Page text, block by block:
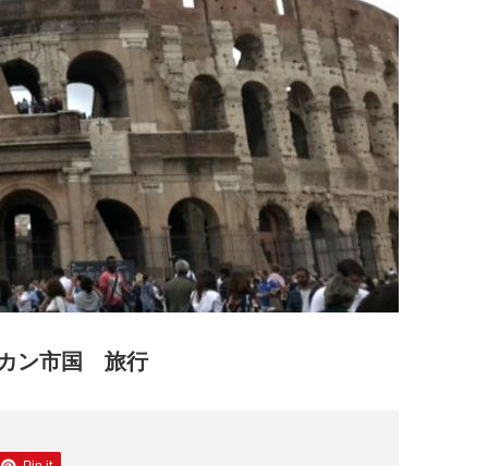
カン市国 旅行